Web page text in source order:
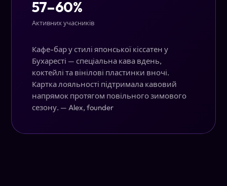
57–60%
Активних учасників
Кафе-бар у стилі японської кіссатен у
Бухаресті — спеціальна кава вдень,
коктейлі та вінілові пластинки вночі.
Картка лояльності підтримала кавовий
напрямок протягом повільного зимового
сезону. — Alex, founder